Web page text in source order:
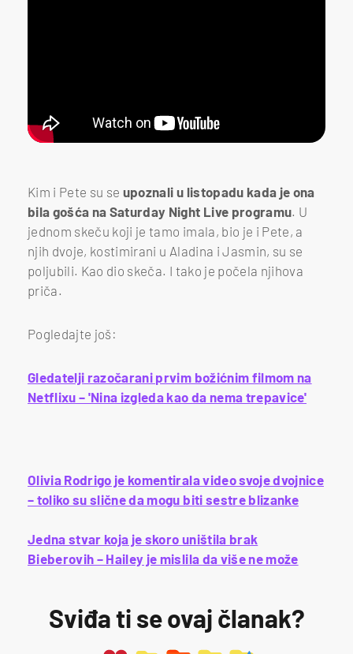
Kim i Pete su se upoznali u listopadu kada je ona
bila gošća na Saturday Night Live programu. U
jednom skeču koji je tamo imala, bio je i Pete, a
njih dvoje, kostimirani u Aladina i Jasmin, su se
poljubili. Kao dio skeča. I tako je počela njihova
priča.
Pogledajte još:
Gledatelji razočarani prvim božićnim filmom na
Netflixu – 'Nina izgleda kao da nema trepavice'
Olivia Rodrigo je komentirala video svoje dvojnice
– toliko su slične da mogu biti sestre blizanke
Jedna stvar koja je skoro uništila brak
Bieberovih – Hailey je mislila da više ne može
Sviđa ti se ovaj članak?